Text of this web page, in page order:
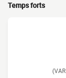
Temps forts